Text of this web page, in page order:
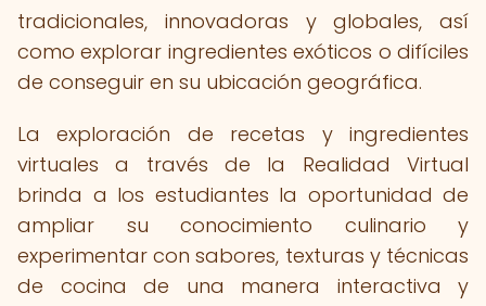
tradicionales, innovadoras y globales, así
como explorar ingredientes exóticos o difíciles
de conseguir en su ubicación geográfica.
La exploración de recetas y ingredientes
virtuales a través de la Realidad Virtual
brinda a los estudiantes la oportunidad de
ampliar su conocimiento culinario y
experimentar con sabores, texturas y técnicas
de cocina de una manera interactiva y